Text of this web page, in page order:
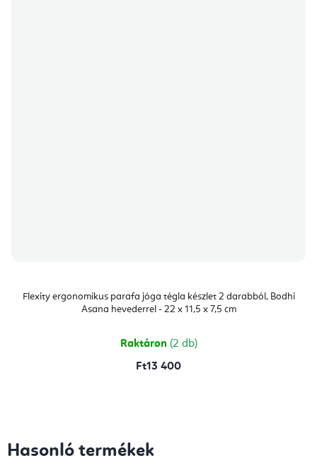
Flexity ergonomikus parafa jóga tégla készlet 2 darabból, Bodhi
Asana hevederrel - 22 x 11,5 x 7,5 cm
Raktáron (2 db)
Ft13 400
Hasonló termékek